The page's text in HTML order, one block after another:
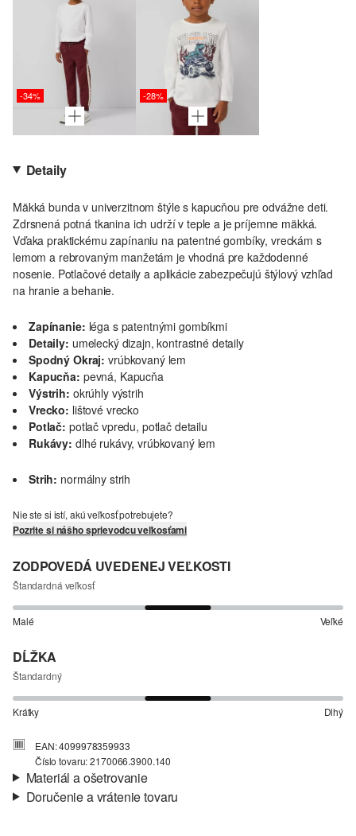
-34% -28%
Detaily
Mäkká bunda v univerzitnom štýle s kapucňou pre odvážne deti.
Zdrsnená potná tkanina ich udrží v teple a je príjemne mäkká.
Vďaka praktickému zapínaniu na patentné gombíky, vreckám s
lemom a rebrovaným manžetám je vhodná pre každodenné
nosenie. Potlačové detaily a aplikácie zabezpečujú štýlový vzhľad
na hranie a behanie.
Zapínanie: léga s patentnými gombíkmi
Detaily: umelecký dizajn, kontrastné detaily
Spodný Okraj: vrúbkovaný lem
Kapucňa: pevná, Kapucňa
Výstrih: okrúhly výstrih
Vrecko: lištové vrecko
Potlač: potlač vpredu, potlač detailu
Rukávy: dlhé rukávy, vrúbkovaný lem
Strih: normálny strih
Nie ste si istí, akú veľkosť potrebujete?
Pozrite si nášho sprievodcu veľkosťami
ZODPOVEDÁ UVEDENEJ VEĽKOSTI
Štandardná veľkosť
Malé Veľké
DĹŽKA
Štandardný
Krátky Dlhý
EAN: 4099978359933
Číslo tovaru: 2170066.3900.140
Materiál a ošetrovanie
Doručenie a vrátenie tovaru